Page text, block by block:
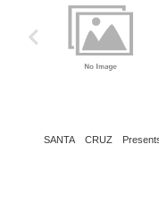
SANTA CRUZ